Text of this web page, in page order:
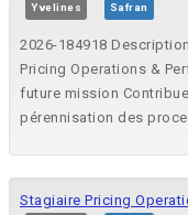
Yvelines Safran
2026-184918
Pricing Operations &
future mission
pérennisation des
Stagiaire Pricing